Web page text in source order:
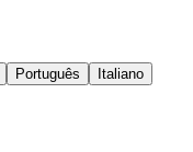
Português
Italiano